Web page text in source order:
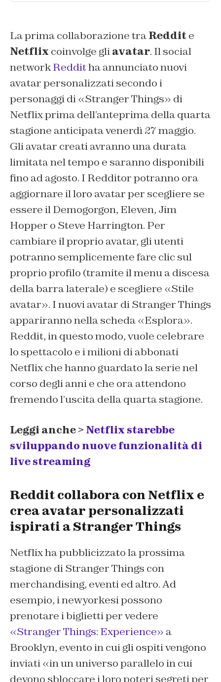
La prima collaborazione traReddit e
Netflix coinvolge gliavatar. Il social
networkRedditha annunciato nuovi
avatar personalizzati secondo i
personaggi di «Stranger Things» di
Netflix prima dell’anteprima della quarta
stagione anticipata venerdì 27 maggio.
Gli avatar creati avranno una durata
limitata nel tempo e saranno disponibili
fino ad agosto. I Redditor potranno ora
aggiornare il loro avatar per scegliere se
essere il Demogorgon, Eleven, Jim
Hopper o Steve Harrington. Per
cambiare il proprio avatar, gli utenti
potranno semplicemente fare clic sul
proprio profilo (tramite il menu a discesa
della barra laterale) e scegliere «Stile
avatar». I nuovi avatar di Stranger Things
appariranno nella scheda «Esplora».
Reddit, in questo modo, vuole celebrare
lo spettacolo e i milioni di abbonati
Netflix che hanno guardato la serie nel
corso degli anni e che ora attendono
fremendo l’uscita della quarta stagione.
Leggi anche > Netflix starebbe
sviluppando nuove funzionalità di
live streaming
Reddit collabora con Netflix e
crea avatar personalizzati
ispirati a Stranger Things
Netflix ha pubblicizzato la prossima
stagione di Stranger Things con
merchandising, eventi ed altro. Ad
esempio, i newyorkesi possono
prenotare i biglietti per vedere
«Stranger Things: Experience» a
Brooklyn, evento in cui gli ospiti vengono
inviati «in un universo parallelo in cui
devono sbloccare i loro poteri segreti per